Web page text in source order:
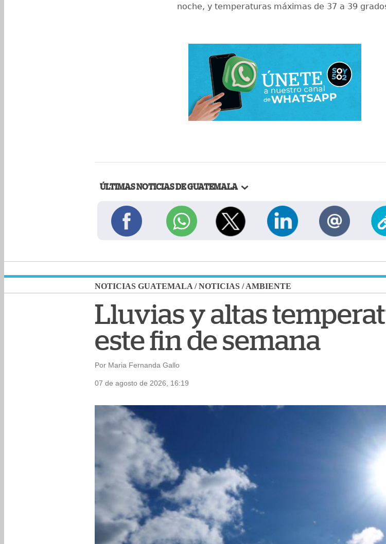
noche, y temperaturas máximas de 37 a 39
ÚLTIMAS NOTICIAS DE GUATEMALA
NOTICIAS GUATEMALA /NOTICIAS /AMBIENTE
Lluvias y altas
este fin de semana
Por Maria Fernanda Gallo
07 de agosto de 2026, 16:19